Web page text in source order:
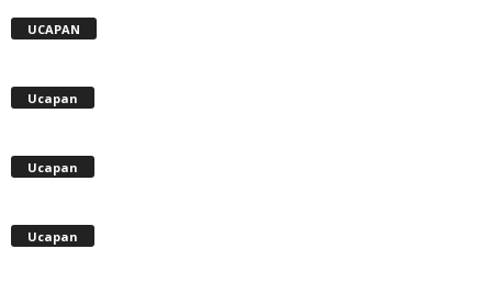
UCAPAN
Ucapan
Ucapan
Ucapan